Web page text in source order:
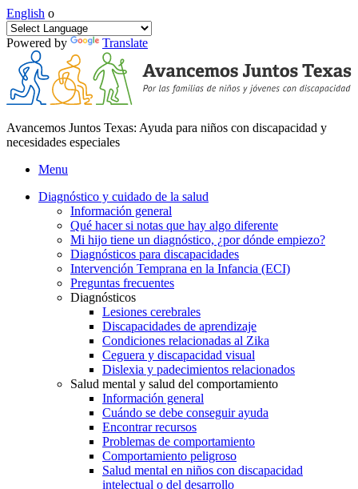
English o
Powered by Translate
Avancemos Juntos Texas: Ayuda para niños con discapacidad y
necesidades especiales
Menu
Diagnóstico y cuidado de la salud
Información general
Qué hacer si notas que hay algo diferente
Mi hijo tiene un diagnóstico, ¿por dónde empiezo?
Diagnósticos para discapacidades
Intervención Temprana en la Infancia (ECI)
Preguntas frecuentes
Diagnósticos
Lesiones cerebrales
Discapacidades de aprendizaje
Condiciones relacionadas al Zika
Ceguera y discapacidad visual
Dislexia y padecimientos relacionados
Salud mental y salud del comportamiento
Información general
Cuándo se debe conseguir ayuda
Encontrar recursos
Problemas de comportamiento
Comportamiento peligroso
Salud mental en niños con discapacidad
intelectual o del desarrollo